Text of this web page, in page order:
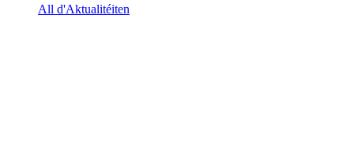
All d'Aktualitéiten